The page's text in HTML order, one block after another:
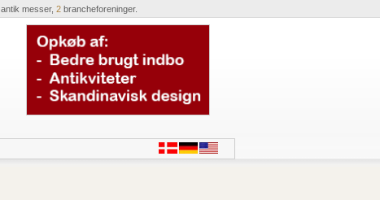
antik messer, 2 brancheforeninger.